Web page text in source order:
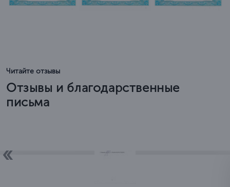
Читайте отзывы
Отзывы и благодарственные
письма